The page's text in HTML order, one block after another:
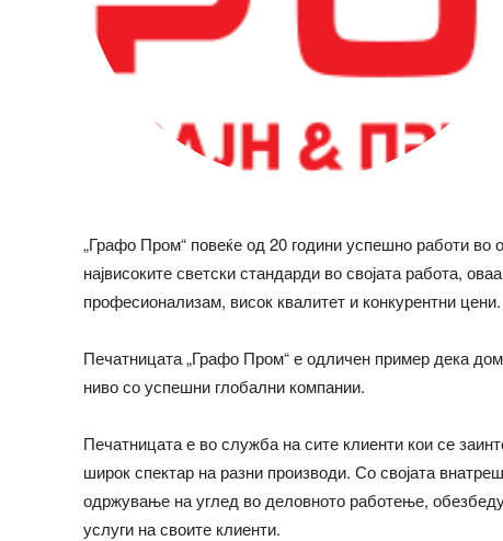
„Графо Пром“ повеќе од 20 години успешно работи во
највисоките светски стандарди во својата работа,
професионализам, висок квалитет и конкурентни цени.
Печатницата „Графо Пром“ е одличен пример дека
ниво со успешни глобални компании.
Печатницата е во служба на сите клиенти кои се
широк спектар на разни производи. Со својата
одржување на углед во деловното работење,
услуги на своите клиенти.